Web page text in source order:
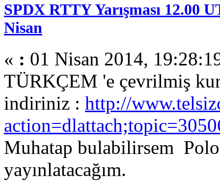
SPDX RTTY Yarışması 12.00
Nisan
« : 01 Nisan 2014,
TÜRKÇEM 'e çevrilmiş
indiriniz : http://
Muhatap bulabilirsem
yayınlatacağım.